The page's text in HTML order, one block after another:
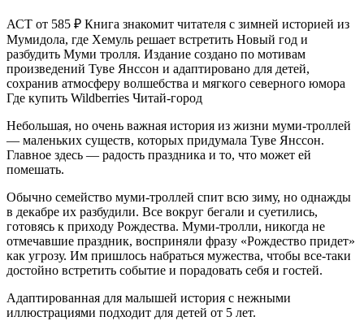
АСТ от 585 ₽ Книга знакомит читателя с зимней историей из
Мумидола, где Хемуль решает встретить Новый год и
разбудить Муми тролля. Издание создано по мотивам
произведений Туве Янссон и адаптировано для детей,
сохранив атмосферу волшебства и мягкого северного юмора
Где купить Wildberries Читай-город
Небольшая, но очень важная история из жизни муми-троллей
— маленьких существ, которых придумала Туве Янссон.
Главное здесь — радость праздника и то, что может ей
помешать.
Обычно семейство муми-троллей спит всю зиму, но однажды
в декабре их разбудили. Все вокруг бегали и суетились,
готовясь к приходу Рождества. Муми-тролли, никогда не
отмечавшие праздник, восприняли фразу «Рождество придет»
как угрозу. Им пришлось набраться мужества, чтобы все-таки
достойно встретить событие и порадовать себя и гостей.
Адаптированная для малышей история с нежными
иллюстрациями подходит для детей от 5 лет.